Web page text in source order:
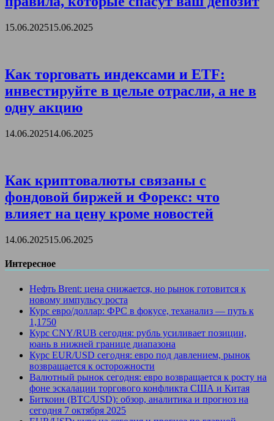
15.06.202515.06.2025
Как торговать индексами и ETF:
инвестируйте в целые отрасли, а не в
одну акцию
14.06.202514.06.2025
Как криптовалюты связаны с
фондовой биржей и Форекс: что
влияет на цену кроме новостей
14.06.202515.06.2025
Интересное
Нефть Brent: цена снижается, но рынок готовится к
новому импульсу роста
Курс евро/доллар: ФРС в фокусе, теханализ — путь к
1,1750
Курс CNY/RUB сегодня: рубль усиливает позиции,
юань в нижней границе диапазона
Курс EUR/USD сегодня: евро под давлением, рынок
возвращается к осторожности
Валютный рынок сегодня: евро возвращается к росту на
фоне эскалации торгового конфликта США и Китая
Биткоин (BTC/USD): обзор, аналитика и прогноз на
сегодня 7 октября 2025